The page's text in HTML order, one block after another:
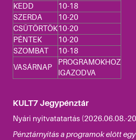
KEDD
10-18
SZERDA
10-20
CSÜTÖRTÖK10-20
PÉNTEK
10-20
SZOMBAT
10-18
VASÁRNAP
PROGRAMOKHOZ
IGAZODVA
KULT7 Jegypénztár
Nyári nyitvatatartás (2026.06.08.-
Pénztárnyitás a programok elött